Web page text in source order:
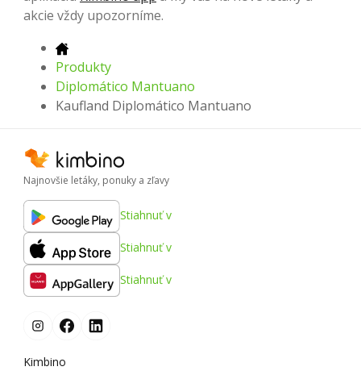
akcie vždy upozorníme.
Produkty
Diplomático Mantuano
Kaufland Diplomático Mantuano
Najnovšie letáky, ponuky a zľavy
Stiahnuť v
Stiahnuť v
Stiahnuť v
Kimbino